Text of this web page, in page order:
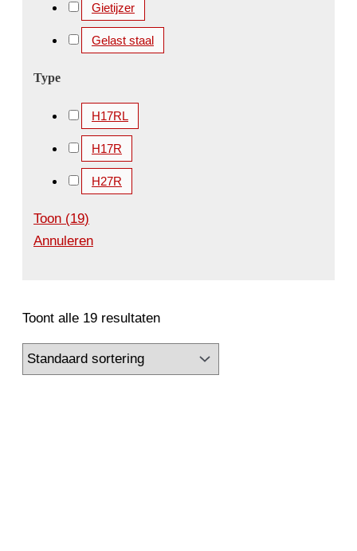
Gietijzer
Gelast staal
Type
H17RL
H17R
H27R
Toon (19)
Annuleren
Toont alle 19 resultaten